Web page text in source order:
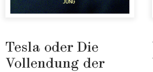
Tesla oder Die
Vollendung der